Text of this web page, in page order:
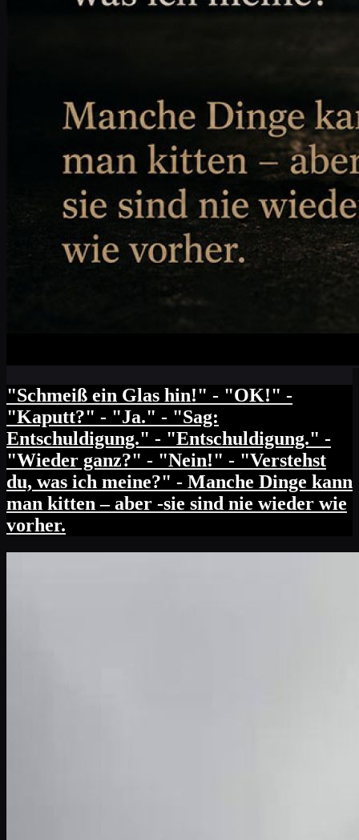
"Schmeiß ein Glas hin!" - "ΟΚ!" -
"Kaputt?" - "Ja." - "Sag:
Entschuldigung." - "Entschuldigung." -
"Wieder ganz?" - "Nein!" - "Verstehst
du, was ich meine?" - Manche Dinge kann
man kitten – aber -sie sind nie wieder wie
vorher.